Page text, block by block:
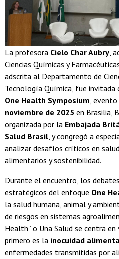
La profesora Cielo Char Aubry,
Ciencias Químicas y
adscrita al Departamento de
Tecnología Química, fue
One Health Symposium,
noviembre de 2025 en Brasilia,
organizada por la Embajada
Salud Brasil, y congregó a
analizar desafíos críticos en
alimentarios y sostenibilidad.
Durante el encuentro, los
estratégicos del enfoque One
la salud humana, animal y
de riesgos en sistemas
Health” o Una Salud se centra
primero es la inocuidad
enfermedades transmitidas por